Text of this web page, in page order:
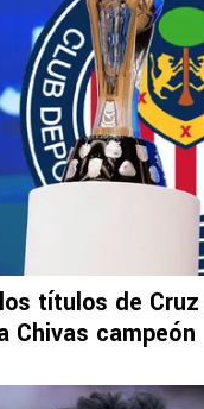
títulos de
Chivas campeón